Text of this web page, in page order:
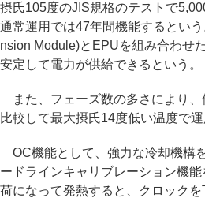
摂氏105度のJIS規格のテストで
通常運用では47年間機能するとい
nsion Module)とEPUを組み合わせ
安定して電力が供給できるという。
また、フェーズ数の多さにより、
比較して最大摂氏14度低い温度で運
OC機能として、強力な冷却機構
ードラインキャリブレーション機
荷になって発熱すると、クロック